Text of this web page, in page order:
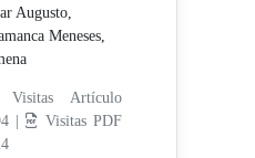
Augusto,
Meneses,
Artículo
|
Visitas PDF